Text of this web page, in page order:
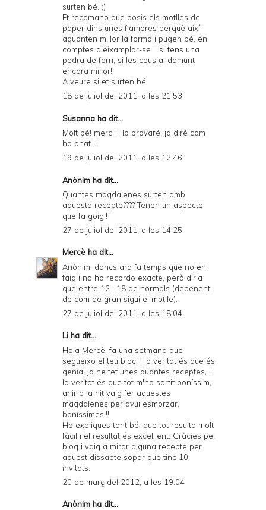
surten bé. ;)
Et recomano que posis els motlles de
paper dins unes flameres perquè així
aguanten millor la forma i pugen bé, en
comptes d'eixamplar-se. I si tens una
pedra de forn, si les cous al damunt
encara millor!
A veure si et surten bé!
18 de juliol del 2011, a les 21:53
Susanna ha dit...
Molt bé! merci! Ho provaré, ja diré com
ha anat...!
19 de juliol del 2011, a les 12:46
Anònim ha dit...
Quantes magdalenes surten amb
aquesta recepte???? Tenen un aspecte
que fa goig!!
27 de juliol del 2011, a les 14:25
Mercè ha dit...
Anònim, doncs ara fa temps que no en
faig i no ho recordo exacte, però diria
que entre 12 i 18 de normals (depenent
de com de gran sigui el motlle).
27 de juliol del 2011, a les 18:04
Li ha dit...
Hola Mercè, fa una setmana que
segueixo el teu bloc, i la veritat és que és
genial.Ja he fet unes quantes receptes, i
la veritat és que tot m'ha sortit boníssim,
ahir a la nit vaig fer aquestes
magdalenes per avui esmorzar,
boníssimes!!!
Ho expliques tant bé, que tot resulta molt
fàcil i el resultat és excel.lent. Gràcies pel
blog i vaig a mirar alguna recepte per
aquest dissabte sopar que tinc 10
invitats.
20 de març del 2012, a les 19:04
Anònim ha dit...